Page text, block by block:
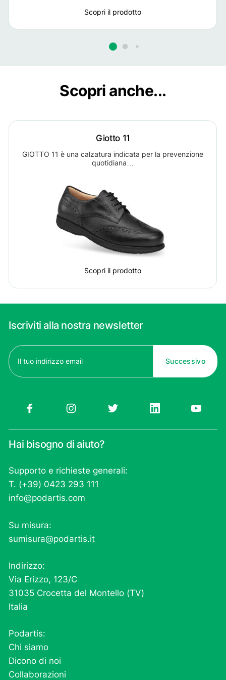
metatarso dalle altre dita.
curare l’alluce valgo.
Scopri il prodotto
Scopri anche...
Giotto 11
GIOTTO 11 è una calzatura indicata per la prevenzione
quotidiana…
Scopri il prodotto
Iscriviti alla nostra newsletter
Email
(Obbligatorio)
Hai bisogno di aiuto?
Supporto e richieste generali:
T. (+39) 0423 293 111
info@podartis.com
Su misura:
sumisura@podartis.it
Indirizzo:
Via Erizzo, 123/C
31035 Crocetta del Montello (TV)
Italia
Podartis:
Chi siamo
Dicono di noi
Collaborazioni